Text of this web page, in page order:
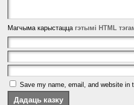
Магчыма карыстацца гэтымі HTML
Save my name, email, and website in